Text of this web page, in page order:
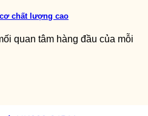
chất lượng cao
quan tâm hàng đầu của mỗi